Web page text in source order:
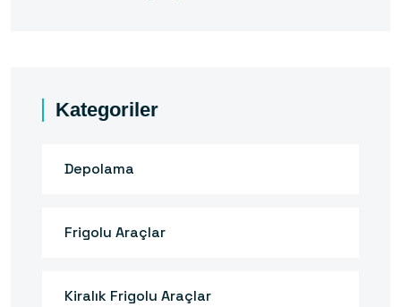
Kategoriler
Depolama
Frigolu Araçlar
Kiralık Frigolu Araçlar